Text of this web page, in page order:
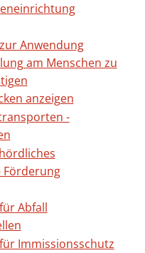
Anwendung
am Menschen zu
anzeigen
-
Abfall
Immissionsschutz